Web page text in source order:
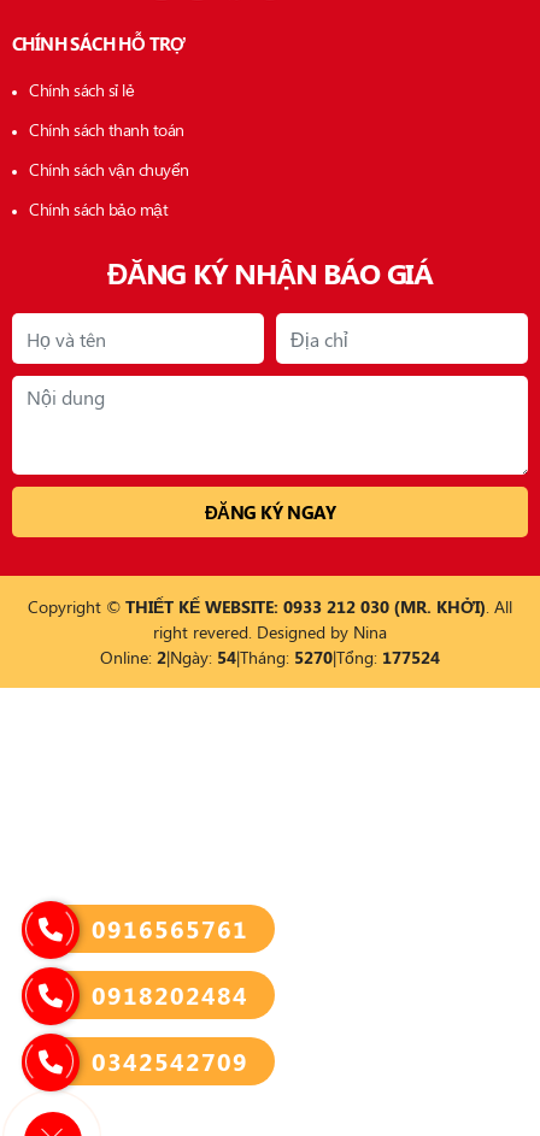
CHÍNH SÁCH HỖ TRỢ
Chính sách sỉ lẻ
Chính sách thanh toán
Chính sách vận chuyển
Chính sách bảo mật
ĐĂNG KÝ NHẬN BÁO GIÁ
Copyright © THIẾT KẾ WEBSITE: 0933 212 030 (MR. KHỞI). All
right revered. Designed by Nina
Online: 2|Ngày: 54|Tháng: 5270|Tổng: 177524
0916565761
0918202484
0342542709